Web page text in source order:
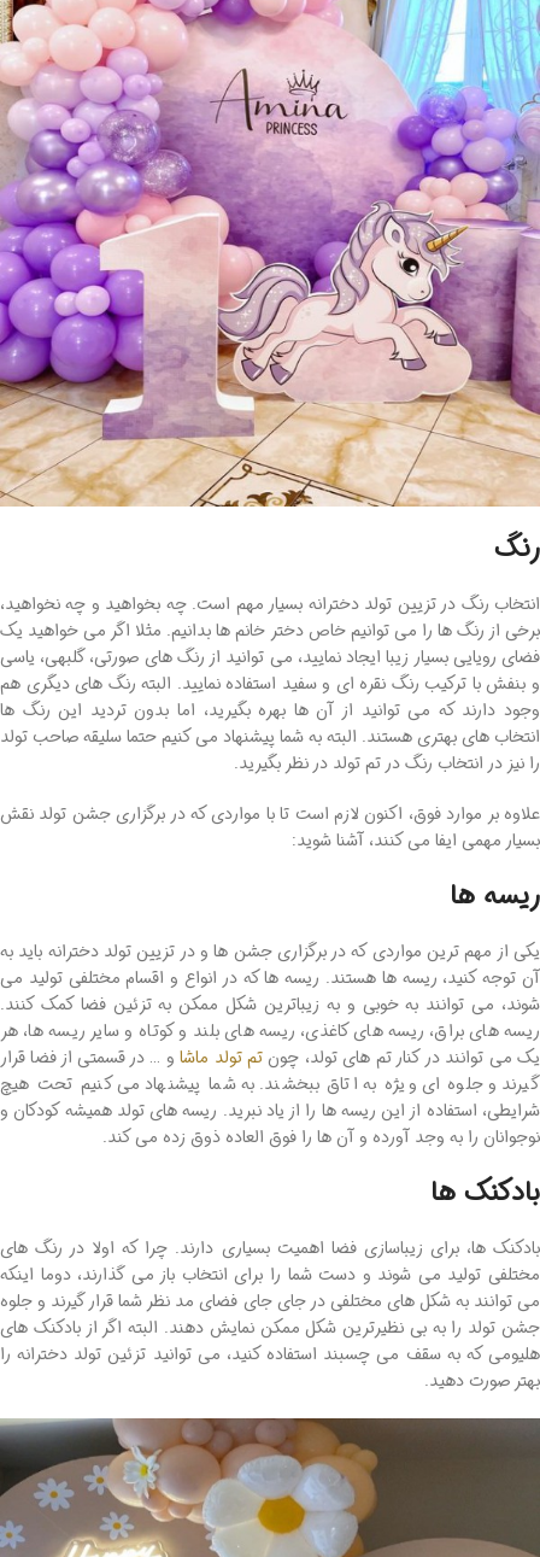
رنگ
انتخاب رنگ در تزیین تولد دخترانه بسیار مهم است. چه بخواهید و چه نخواهید،
برخی از رنگ ها را می توانیم خاص دختر خانم ها بدانیم. مثلا اگر می خواهید یک
فضای رویایی بسیار زیبا ایجاد نمایید، می توانید از رنگ های صورتی، گلبهی، یاسی
و بنفش با ترکیب رنگ نقره ای و سفید استفاده نمایید. البته رنگ های دیگری هم
وجود دارند که می توانید از آن ها بهره بگیرید، اما بدون تردید این رنگ ها
انتخاب های بهتری هستند. البته به شما پیشنهاد می کنیم حتما سلیقه صاحب تولد
را نیز در انتخاب رنگ در تم تولد در نظر بگیرید.
علاوه بر موارد فوق، اکنون لازم است تا با مواردی که در برگزاری جشن تولد نقش
بسیار مهمی ایفا می کنند، آشنا شوید:
ریسه ها
یکی از مهم ترین مواردی که در برگزاری جشن ها و در تزیین تولد دخترانه باید به
آن توجه کنید، ریسه ها هستند. ریسه ها که در انواع و اقسام مختلفی تولید می
شوند، می توانند به خوبی و به زیباترین شکل ممکن به تزئین فضا کمک کنند.
ریسه های براق، ریسه های کاغذی، ریسه های بلند و کوتاه و سایر ریسه ها، هر
یک می توانند در کنار تم های تولد، چون تم تولد ماشاو … در قسمتی از فضا قرار
گیرند و جلوه ای ویژه به اتاق ببخشند. به شما پیشنهاد می کنیم تحت هیچ
شرایطی، استفاده از این ریسه ها را از یاد نبرید. ریسه های تولد همیشه کودکان و
نوجوانان را به وجد آورده و آن ها را فوق العاده ذوق زده می کند.
بادکنک ها
بادکنک ها، برای زیباسازی فضا اهمیت بسیاری دارند. چرا که اولا در رنگ های
مختلفی تولید می شوند و دست شما را برای انتخاب باز می گذارند، دوما اینکه
می توانند به شکل های مختلفی در جای جای فضای مد نظر شما قرار گیرند و جلوه
جشن تولد را به بی نظیرترین شکل ممکن نمایش دهند. البته اگر از بادکنک های
هلیومی که به سقف می چسبند استفاده کنید، می توانید تزئین تولد دخترانه را
بهتر صورت دهید.